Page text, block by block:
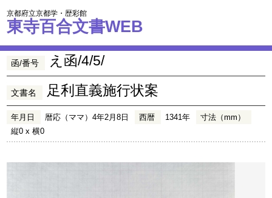
京都府立京都学・歴彩館
東寺百合文書WEB
函/番号 え函/4/5/
文書名 足利直義施行状案
年月日 暦応（ママ）4年2月8日 西暦 1341年
寸法（mm）
縦0 x 横0